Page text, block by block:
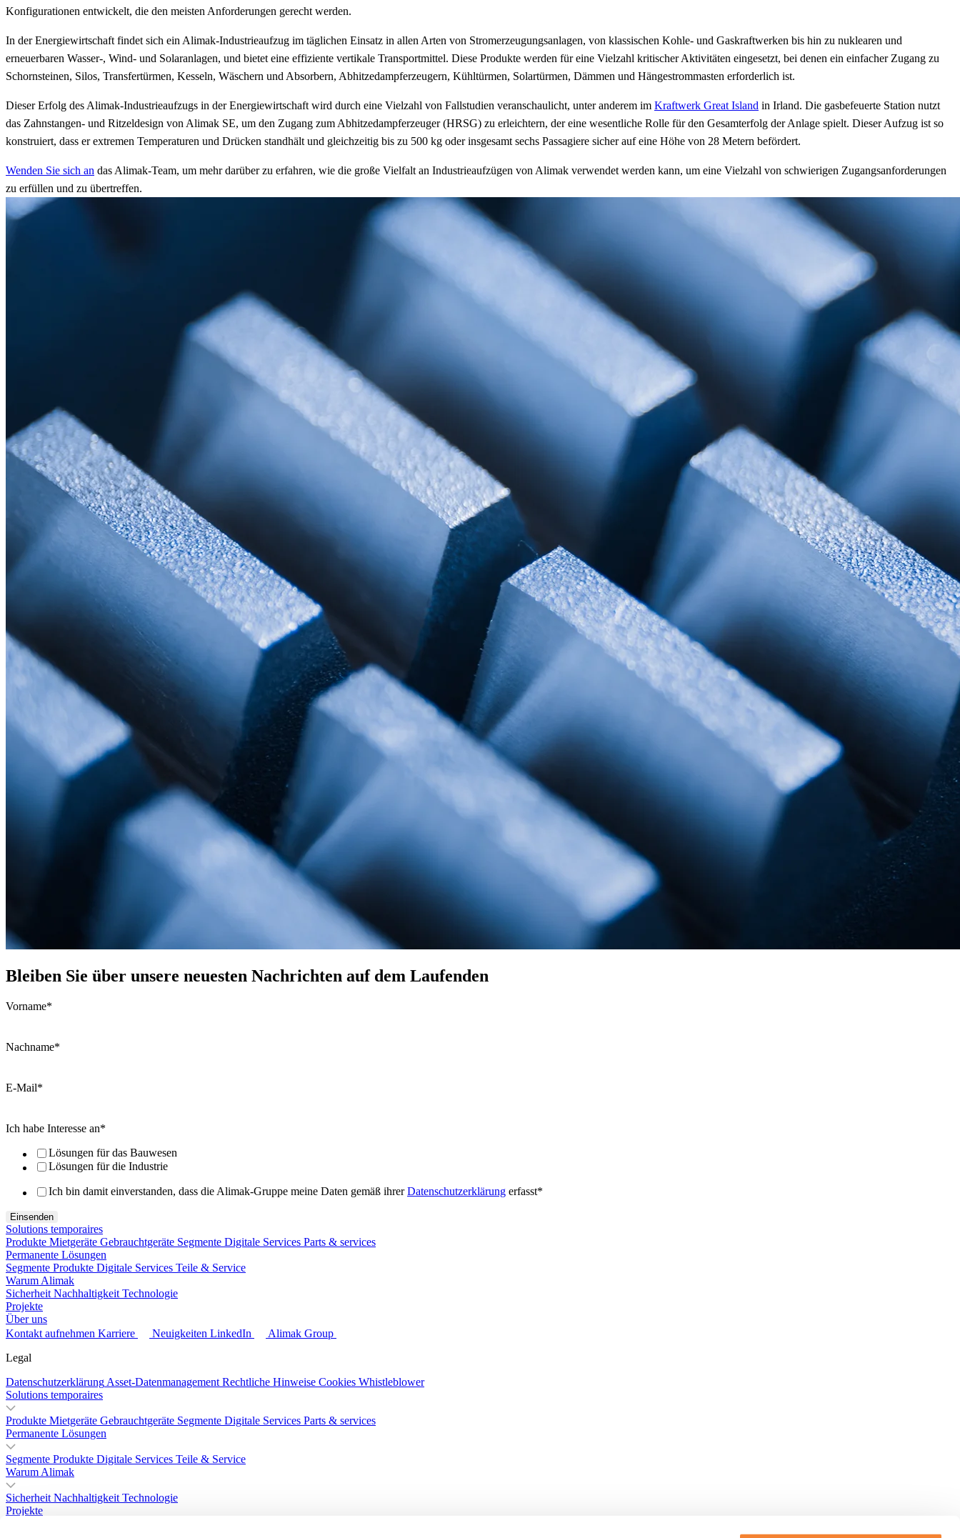
Konfigurationen entwickelt, die den meisten Anforderungen gerecht werden.
In der Energiewirtschaft findet sich ein Alimak-Industrieaufzug im täglichen Einsatz in allen Arten von Stromerzeugungsanlagen, von klassischen Kohle- und Gaskraftwerken bis hin zu nuklearen und
erneuerbaren Wasser-, Wind- und Solaranlagen, und bietet eine effiziente vertikale Transportmittel. Diese Produkte werden für eine Vielzahl kritischer Aktivitäten eingesetzt, bei denen ein einfacher Zugang zu
Schornsteinen, Silos, Transfertürmen, Kesseln, Wäschern und Absorbern, Abhitzedampferzeugern, Kühltürmen, Solartürmen, Dämmen und Hängestrommasten erforderlich ist.
Dieser Erfolg des Alimak-Industrieaufzugs in der Energiewirtschaft wird durch eine Vielzahl von Fallstudien veranschaulicht, unter anderem im Kraftwerk Great Island in Irland. Die gasbefeuerte Station nutzt
das Zahnstangen- und Ritzeldesign von Alimak SE, um den Zugang zum Abhitzedampferzeuger (HRSG) zu erleichtern, der eine wesentliche Rolle für den Gesamterfolg der Anlage spielt. Dieser Aufzug ist so
konstruiert, dass er extremen Temperaturen und Drücken standhält und gleichzeitig bis zu 500 kg oder insgesamt sechs Passagiere sicher auf eine Höhe von 28 Metern befördert.
Wenden Sie sich an das Alimak-Team, um mehr darüber zu erfahren, wie die große Vielfalt an Industrieaufzügen von Alimak verwendet werden kann, um eine Vielzahl von schwierigen Zugangsanforderungen
zu erfüllen und zu übertreffen.
Bleiben Sie über unsere neuesten Nachrichten auf dem Laufenden
Vorname*
Nachname*
E-Mail*
Ich habe Interesse an*
Lösungen für das Bauwesen
Lösungen für die Industrie
Ich bin damit einverstanden, dass die Alimak-Gruppe meine Daten gemäß ihrerDatenschutzerklärung erfasst*
Solutions temporaires
Produkte Mietgeräte Gebrauchtgeräte Segmente Digitale Services Parts & services
Permanente Lösungen
Segmente Produkte Digitale Services Teile & Service
Warum Alimak
Sicherheit Nachhaltigkeit Technologie
Projekte
Über uns
Kontakt aufnehmen Karriere Neuigkeiten LinkedIn
Alimak Group
Legal
Datenschutzerklärung Asset-Datenmanagement Rechtliche Hinweise Cookies Whistleblower
Solutions temporaires
Produkte Mietgeräte Gebrauchtgeräte Segmente Digitale Services Parts & services
Permanente Lösungen
Segmente Produkte Digitale Services Teile & Service
Warum Alimak
Sicherheit Nachhaltigkeit Technologie
Projekte